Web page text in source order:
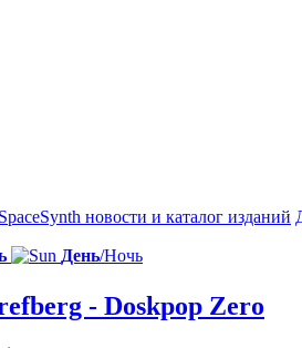
SpaceSynth новости и каталог изданий
День/Ночь
- Doskpop Zero